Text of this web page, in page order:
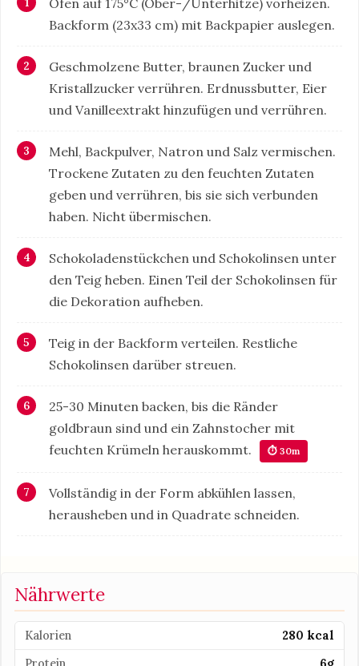
Ofen auf 175°C (Ober-/Unterhitze) vorheizen.
Backform (23x33 cm) mit Backpapier auslegen.
Geschmolzene Butter, braunen Zucker und
Kristallzucker verrühren. Erdnussbutter, Eier
und Vanilleextrakt hinzufügen und verrühren.
Mehl, Backpulver, Natron und Salz vermischen.
Trockene Zutaten zu den feuchten Zutaten
geben und verrühren, bis sie sich verbunden
haben. Nicht übermischen.
Schokoladenstückchen und Schokolinsen unter
den Teig heben. Einen Teil der Schokolinsen für
die Dekoration aufheben.
Teig in der Backform verteilen. Restliche
Schokolinsen darüber streuen.
25-30 Minuten backen, bis die Ränder
goldbraun sind und ein Zahnstocher mit
feuchten Krümeln herauskommt.
⏱ 30m
Vollständig in der Form abkühlen lassen,
herausheben und in Quadrate schneiden.
Nährwerte
Kalorien
280 kcal